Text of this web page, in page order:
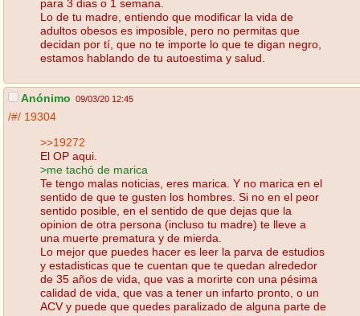
para 3 dias o 1 semana.
Lo de tu madre, entiendo que modificar la vida de
adultos obesos es imposible, pero no permitas que
decidan por tí, que no te importe lo que te digan negro,
estamos hablando de tu autoestima y salud.
Anónimo 09/03/20 12:45
/#/ 19304
>>19272
El OP aqui.
>me tachó de marica
Te tengo malas noticias, eres marica. Y no marica en el
sentido de que te gusten los hombres. Si no en el peor
sentido posible, en el sentido de que dejas que la
opinion de otra persona (incluso tu madre) te lleve a
una muerte prematura y de mierda.
Lo mejor que puedes hacer es leer la parva de estudios
y estadisticas que te cuentan que te quedan alrededor
de 35 años de vida, que vas a morirte con una pésima
calidad de vida, que vas a tener un infarto pronto, o un
ACV y puede que quedes paralizado de alguna parte de